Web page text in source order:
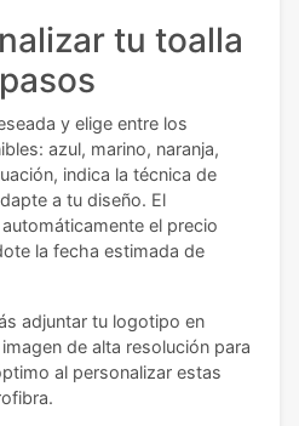
tu toalla
y elige entre los
azul, marino, naranja,
indica la técnica de
a tu diseño. El
el precio
la fecha estimada de
adjuntar tu logotipo en
de alta resolución para
al personalizar estas